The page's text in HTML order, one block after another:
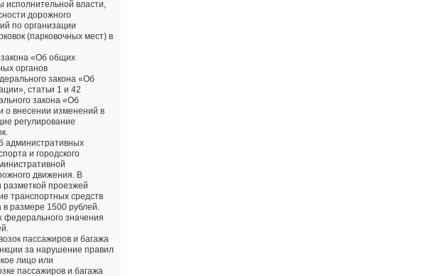
власти,
дорожного
по организации
(парковочных мест) в
«Об общих
органов
закона «Об
статьи 1 и 42
закона «Об
о внесении изменений в
регулирование
административных
и городского
движения. В
проезжей
транспортных средств
размере 1500 рублей.
значения
пассажиров и багажа
за нарушение правил
лицо или
пассажиров и багажа